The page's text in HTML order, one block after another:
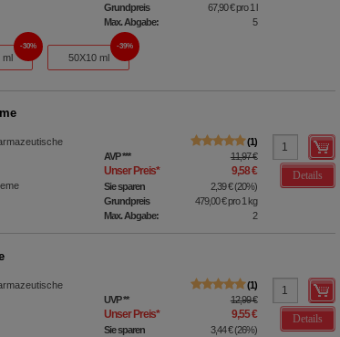
Grundpreis
67,90 €pro 1 l
Max. Abgabe:
5
ml
30%
50X10 ml
39%
1
AVP*** 11,97 €
Unser Preis* 9,58 €
Sie sparen 2,39 €(20%)
Grundpreis
479,00 €pro 1 kg
Max. Abgabe:
2
Details
1
UVP** 12,99 €
Unser Preis* 9,55 €
Sie sparen 3,44 €(26%)
Details